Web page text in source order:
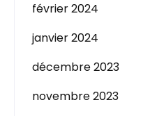
février 2024
janvier 2024
décembre 2023
novembre 2023